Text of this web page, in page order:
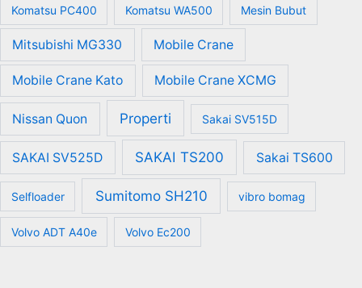
Komatsu PC400 Komatsu WA500 Mesin Bubut
Mitsubishi MG330 Mobile Crane
Mobile Crane Kato Mobile Crane XCMG
Nissan Quon Properti Sakai SV515D
SAKAI SV525D SAKAI TS200 Sakai TS600
Selfloader Sumitomo SH210 vibro bomag
Volvo ADT A40e Volvo Ec200